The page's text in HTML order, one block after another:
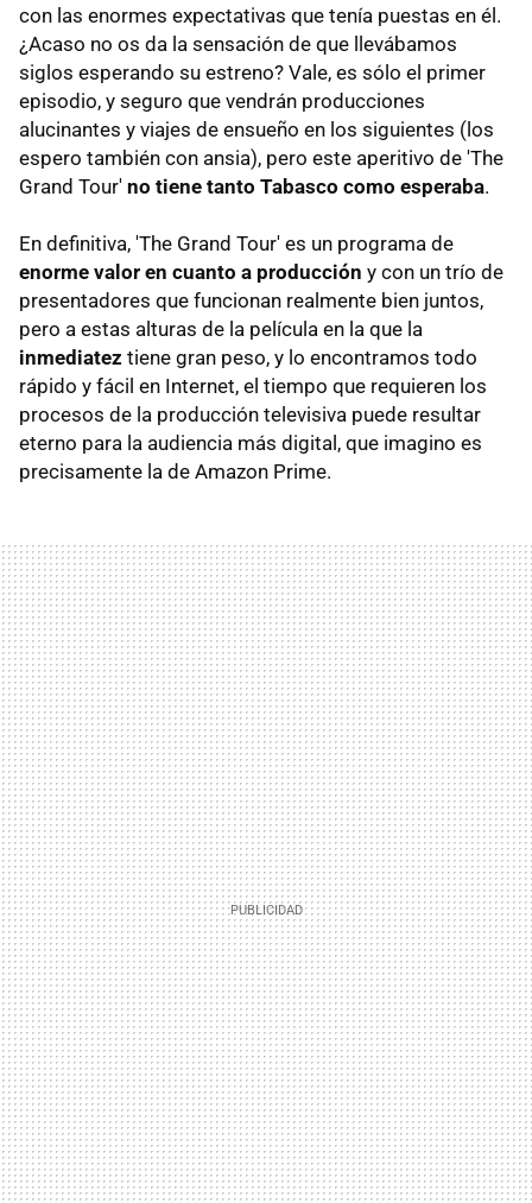
con las enormes expectativas que tenía puestas en él.
¿Acaso no os da la sensación de que llevábamos
siglos esperando su estreno? Vale, es sólo el primer
episodio, y seguro que vendrán producciones
alucinantes y viajes de ensueño en los siguientes (los
espero también con ansia), pero este aperitivo de 'The
Grand Tour' no tiene tanto Tabasco como esperaba.
En definitiva, 'The Grand Tour' es un programa de
enorme valor en cuanto a producción y con un trío de
presentadores que funcionan realmente bien juntos,
pero a estas alturas de la película en la que la
inmediatez tiene gran peso, y lo encontramos todo
rápido y fácil en Internet, el tiempo que requieren los
procesos de la producción televisiva puede resultar
eterno para la audiencia más digital, que imagino es
precisamente la de Amazon Prime.